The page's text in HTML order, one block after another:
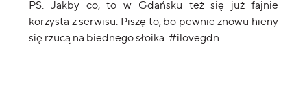
PS. Jakby co, to w Gdańsku też się już fajnie
korzysta z serwisu. Piszę to, bo pewnie znowu hieny
się rzucą na biednego słoika. #ilovegdn